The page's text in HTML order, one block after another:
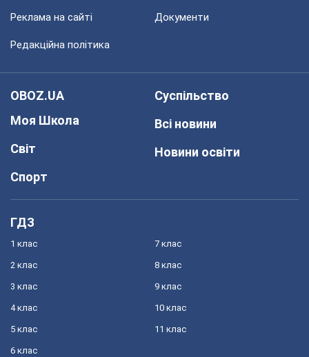
Реклама на сайті Документи
Редакційна політика
OBOZ.UA
Моя Школа
Світ
Спорт
Суспільство
Всі новини
Новини освіти
ГДЗ
1 клас
2 клас
3 клас
4 клас
5 клас
6 клас
7 клас
8 клас
9 клас
10 клас
11 клас